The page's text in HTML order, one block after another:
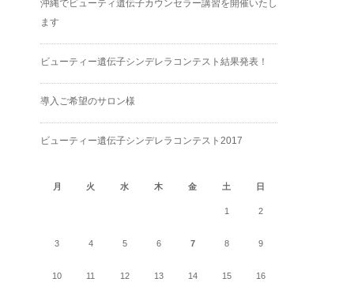
沖縄でビューティ遺伝子カウンセラー講習を開催いたし
ます
ビューティー遺伝子シンデレラコンテスト結果発表！
導入ご希望のサロン様
ビューティー遺伝子シンデレラコンテスト2017
月
火 水 木 金 土 日
1 2
3 4 5 6 7 8 9
10 11 12 13 14 15 16